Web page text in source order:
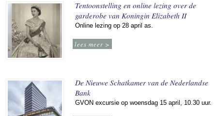
Tentoonstelling en online lezing over de
garderobe van Koningin Elizabeth II
Online lezing op 28 april as.
lees meer >
De Nieuwe Schatkamer van de Nederlandse
Bank
GVON excursie op woensdag 15 april, 10.30 uur.